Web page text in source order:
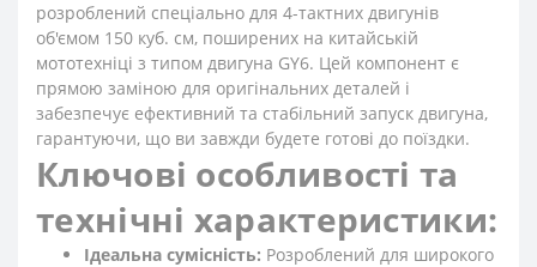
розроблений спеціально для 4-тактних двигунів
об'ємом 150 куб. см, поширених на китайській
мототехніці з типом двигуна GY6. Цей компонент є
прямою заміною для оригінальних деталей і
забезпечує ефективний та стабільний запуск двигуна,
гарантуючи, що ви завжди будете готові до поїздки.
Ключові особливості та
технічні характеристики:
Ідеальна сумісність: Розроблений для широкого